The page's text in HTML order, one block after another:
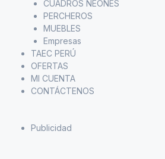
CUADROS NEONES
PERCHEROS
MUEBLES
Empresas
TAEC PERÚ
OFERTAS
MI CUENTA
CONTÁCTENOS
Publicidad